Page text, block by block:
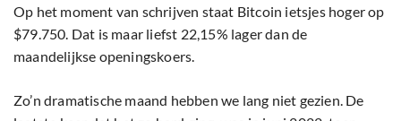
Op het moment van schrijven staat Bitcoin ietsjes hoger op
$79.750. Dat is maar liefst 22,15% lager dan de
maandelijkse openingskoers.
Zo’n dramatische maand hebben we lang niet gezien. De